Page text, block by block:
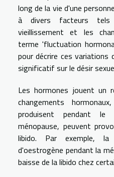
long de la vie d'une
à divers facteurs
vieillissement et les
terme 'fluctuation
pour décrire ces variations
significatif sur le désir
Les hormones jouent un
changements
produisent pendant
ménopause, peuvent
libido. Par exemple, la
d'oestrogène pendant la
baisse de la libido chez